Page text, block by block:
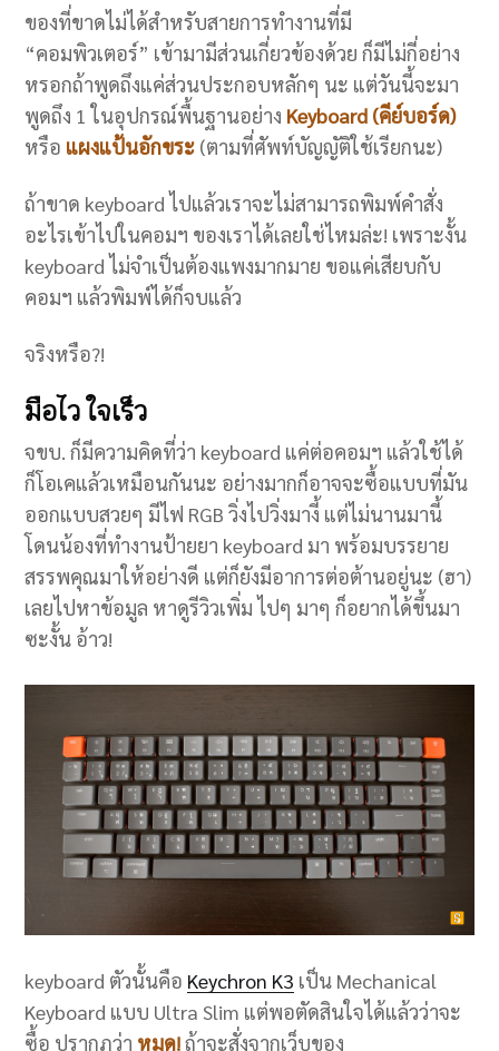
ของที่ขาดไม่ได้สำหรับสายการทำงานที่มี
“คอมพิวเตอร์” เข้ามามีส่วนเกี่ยวข้องด้วย ก็มีไม่กี่อย่าง
หรอกถ้าพูดถึงแค่ส่วนประกอบหลักๆ นะ แต่วันนี้จะมา
พูดถึง 1 ในอุปกรณ์พื้นฐานอย่าง Keyboard (คีย์บอร์ด)
หรือ แผงแป้นอักขระ (ตามที่ศัพท์บัญญัติใช้เรียกนะ)
ถ้าขาด keyboard ไปแล้วเราจะไม่สามารถพิมพ์คำสั่ง
อะไรเข้าไปในคอมฯ ของเราได้เลยใช่ไหมล่ะ! เพราะงั้น
keyboard ไม่จำเป็นต้องแพงมากมาย ขอแค่เสียบกับ
คอมฯ แล้วพิมพ์ได้ก็จบแล้ว
จริงหรือ?!
มือไว ใจเร็ว
จขบ. ก็มีความคิดที่ว่า keyboard แค่ต่อคอมฯ แล้วใช้ได้
ก็โอเคแล้วเหมือนกันนะ อย่างมากก็อาจจะซื้อแบบที่มัน
ออกแบบสวยๆ มีไฟ RGB วิ่งไปวิ่งมางี้ แต่ไม่นานมานี้
โดนน้องที่ทำงานป้ายยา keyboard มา พร้อมบรรยาย
สรรพคุณมาให้อย่างดี แต่ก็ยังมีอาการต่อต้านอยู่นะ (ฮา)
เลยไปหาข้อมูล หาดูรีวิวเพิ่ม ไปๆ มาๆ ก็อยากได้ขึ้นมา
ซะงั้น อ้าว!
keyboard ตัวนั้นคือ Keychron K3 เป็น Mechanical
Keyboard แบบ Ultra Slim แต่พอตัดสินใจได้แล้วว่าจะ
ซื้อ ปรากฏว่า หมด!ถ้าจะสั่งจากเว็บของ